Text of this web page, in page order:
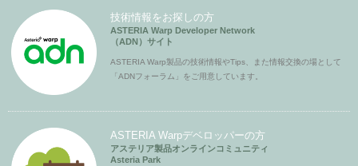
技術情報をお探しの方
ASTERIA Warp Developer Network
（ADN）サイト
ASTERIA Warp製品の技術情報やTips、また情報交換の場として
「ADNフォーラム」をご用意しています。
ASTERIA Warpデベロッパーの方
アステリア製品オンラインコミュニティ
Asteria Park